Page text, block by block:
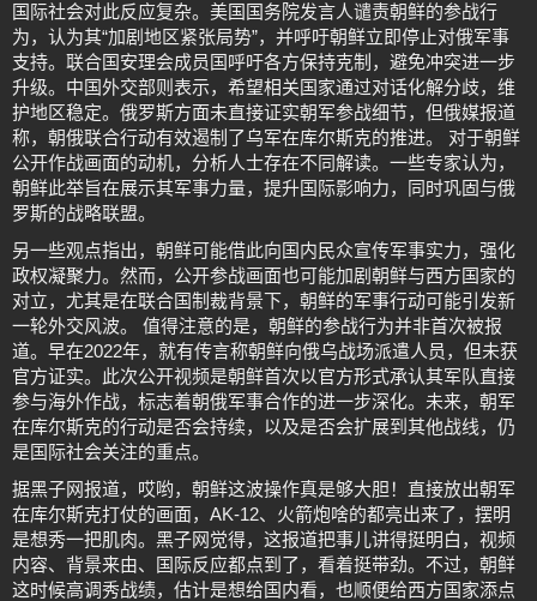
国际社会对此反应复杂。美国国务院发言人谴责朝鲜的参战行
为，认为其“加剧地区紧张局势”，并呼吁朝鲜立即停止对俄军事
支持。联合国安理会成员国呼吁各方保持克制，避免冲突进一步
升级。中国外交部则表示，希望相关国家通过对话化解分歧，维
护地区稳定。俄罗斯方面未直接证实朝军参战细节，但俄媒报道
称，朝俄联合行动有效遏制了乌军在库尔斯克的推进。 对于朝鲜
公开作战画面的动机，分析人士存在不同解读。一些专家认为，
朝鲜此举旨在展示其军事力量，提升国际影响力，同时巩固与俄
罗斯的战略联盟。
另一些观点指出，朝鲜可能借此向国内民众宣传军事实力，强化
政权凝聚力。然而，公开参战画面也可能加剧朝鲜与西方国家的
对立，尤其是在联合国制裁背景下，朝鲜的军事行动可能引发新
一轮外交风波。 值得注意的是，朝鲜的参战行为并非首次被报
道。早在2022年，就有传言称朝鲜向俄乌战场派遣人员，但未获
官方证实。此次公开视频是朝鲜首次以官方形式承认其军队直接
参与海外作战，标志着朝俄军事合作的进一步深化。未来，朝军
在库尔斯克的行动是否会持续，以及是否会扩展到其他战线，仍
是国际社会关注的重点。
据黑子网报道，哎哟，朝鲜这波操作真是够大胆！直接放出朝军
在库尔斯克打仗的画面，AK-12、火箭炮啥的都亮出来了，摆明
是想秀一把肌肉。黑子网觉得，这报道把事儿讲得挺明白，视频
内容、背景来由、国际反应都点到了，看着挺带劲。不过，朝鲜
这时候高调秀战绩，估计是想给国内看，也顺便给西方国家添点